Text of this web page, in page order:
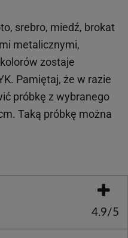
srebro, miedź, brokat
metalicznymi,
zostaje
Pamiętaj, że w razie
próbkę z wybranego
Taką próbkę można
4.9/5